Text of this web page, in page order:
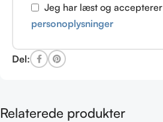
Jeg har læst og accepterer
personoplysninger
Del:
Relaterede produkter